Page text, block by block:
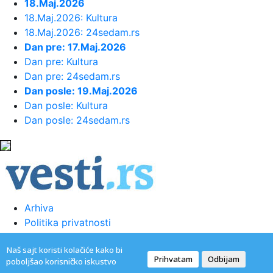
Naš sajt koristi kolačiće kako bi
poboljšao korisničko iskustvo
Prihvatam Odbijam
00:02:Na današnji dan, 9. avgust
23:54: TEŽAK UDARAC ZA HETAFE PRED
EVROPU: Važan igrač završio sezon...
23:46:Bivši igrač Barselone ide u Los
Anđeles
23:45:Izgubili ste pasoš usred odmora?
Ne paničite: Ovo su koraci koj...
23:40:
na prvi Circus Maximus: Fedde...
23:34:Održana 36. akcija "Crveno-bela
18.Maj.2026
18.Maj.2026: Kultura
18.Maj.2026: 24sedam.rs
Dan pre: 17.Maj.2026
Dan pre: Kultura
Dan pre: 24sedam.rs
Dan posle: 19.Maj.2026
Dan posle: Kultura
Dan posle: 24sedam.rs
Arhiva
Politika privatnosti
Kontakt